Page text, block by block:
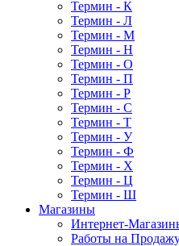
Термин - К
Термин - Л
Термин - М
Термин - Н
Термин - О
Термин - П
Термин - Р
Термин - С
Термин - Т
Термин - У
Термин - Ф
Термин - Х
Термин - Ц
Термин - Ш
Магазины
Интернет-
Работы на